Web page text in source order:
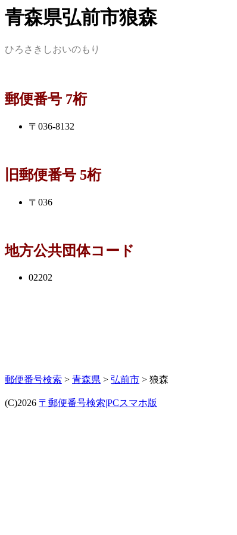
青森県弘前市狼森
ひろさきしおいのもり
郵便番号 7桁
〒036-8132
旧郵便番号 5桁
〒036
地方公共団体コード
02202
郵便番号検索 > 青森県 > 弘前市 > 狼森
(C)2026 〒郵便番号検索|PCスマホ版